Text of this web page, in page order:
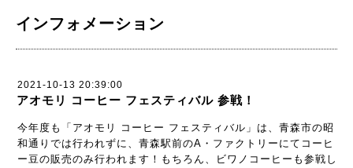
インフォメーション
2021-10-13 20:39:00
アオモリ コーヒー フェスティバル 参戦！
今年度も「アオモリ コーヒー フェスティバル」は、青森市の昭
和通りでは行われずに、青森駅前のA・ファクトリーにてコーヒ
ー豆の販売のみ行われます！もちろん、ビワノコーヒーも参戦し